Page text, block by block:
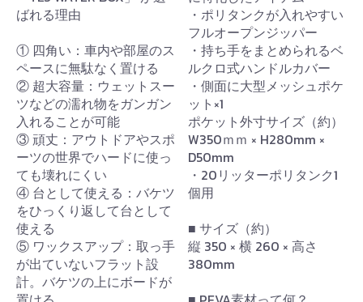
ばれる理由
① 四角い：車内や部屋のス
ペースに無駄なく置ける
② 超大容量：ウェットスー
ツなどの濡れ物をガンガン
入れることが可能
③ 頑丈：アウトドアやスポ
ーツの世界でハードに使っ
ても壊れにくい
④ 台として使える：バケツ
をひっくり返して台として
使える
⑤ ワックスアップ：取っ手
が出ていないフラット設
計。バケツの上にボードが
・ポリタンクが入れやすい
フルオープンジッパー
・持ち手をまとめられるベ
ルクロ式ハンドルカバー
・側面に大型メッシュポケ
ット×1
ポケット外寸サイズ（約）
W350ｍｍ × H280mm ×
D50mm
・20リッターポリタンク1
個用
■ サイズ（約）
縦 350 × 横 260 × 高さ
380mm